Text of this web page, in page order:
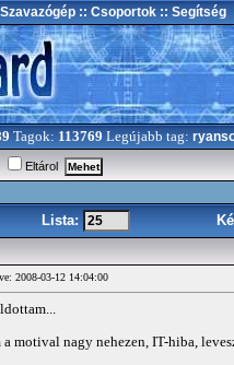
:: Csoportok :: Segítség
Tagok: 113769 Legújabb tag:
Eltárol
Lista:
2008-03-12 14:04:00
a motival nagy nehezen, IT-hiba,